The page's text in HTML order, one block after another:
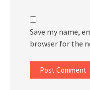
Save my name,
browser for the